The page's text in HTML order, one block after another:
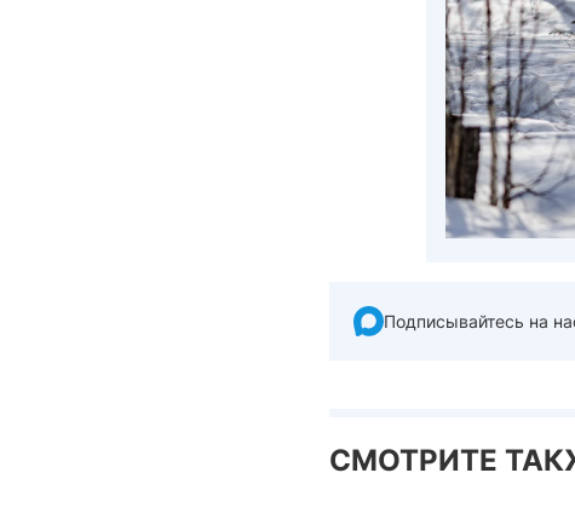
Подписывайтесь на
СМОТРИТЕ